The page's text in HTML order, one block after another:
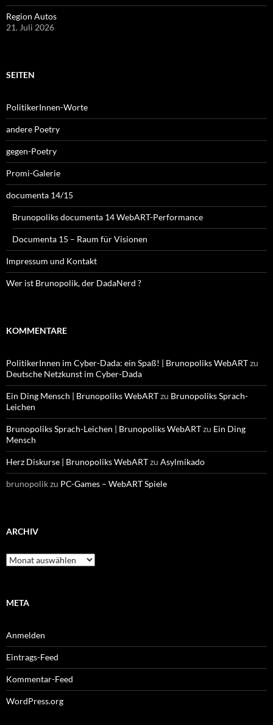
Region Autos
21. Juli 2026
SEITEN
PolitikerInnen-Worte
andere Poetry
gegen-Poetry
Promi-Galerie
documenta 14/15
Brunopoliks documenta 14 WebART-Performance
Documenta 15 – Raum für Visionen
Impressum und Kontakt
Wer ist Brunopolik, der DadaNerd ?
KOMMENTARE
PolitikerInnen im Cyber-Dada: ein Spaß! | Brunopoliks WebARTzu
Deutsche Netzkunst im Cyber-Dada
Ein Ding Mensch | Brunopoliks WebARTzu Brunopoliks Sprach-
Leichen
Brunopoliks Sprach-Leichen | Brunopoliks WebARTzu Ein Ding
Mensch
Herz Diskurse | Brunopoliks WebARTzu Asylmikado
brunopolikzu PC-Games – WebART Spiele
ARCHIV
Archiv
META
Anmelden
Eintrags-Feed
Kommentar-Feed
WordPress.org